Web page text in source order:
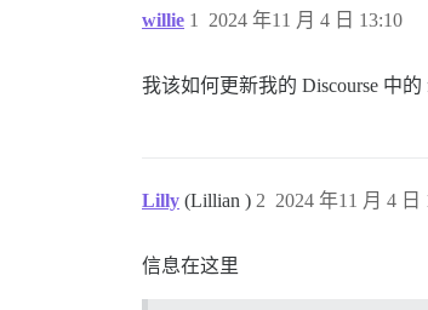
willie 2024 年11 月 4 日 13:10
1
我该如何更新我的 Discourse 中
Lilly (Lillian ) 2024 年11 月 4 日
2
信息在这里